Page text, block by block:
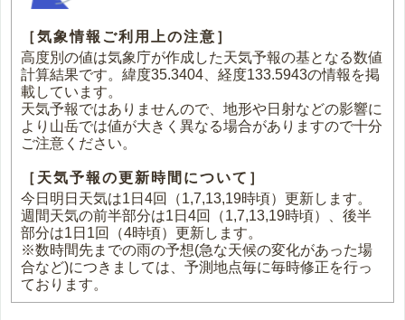
［気象情報ご利用上の注意］
高度別の値は気象庁が作成した天気予報の基となる数値
計算結果です。緯度35.3404、経度133.5943の情報を掲
載しています。
天気予報ではありませんので、地形や日射などの影響に
より山岳では値が大きく異なる場合がありますので十分
ご注意ください。
［天気予報の更新時間について］
今日明日天気は1日4回（1,7,13,19時頃）更新します。
週間天気の前半部分は1日4回（1,7,13,19時頃）、後半
部分は1日1回（4時頃）更新します。
※数時間先までの雨の予想(急な天候の変化があった場
合など)につきましては、予測地点毎に毎時修正を行っ
ております。